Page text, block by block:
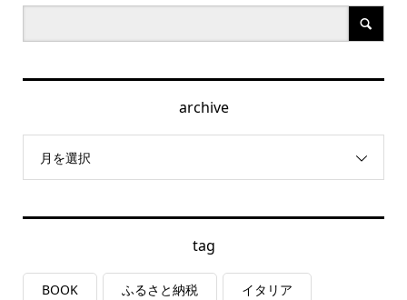
archive
月を選択
tag
BOOK ふるさと納税 イタリア